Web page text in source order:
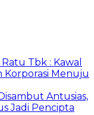
Tbk : Kawal
Korporasi Menuju
Antusias,
Jadi Pencipta